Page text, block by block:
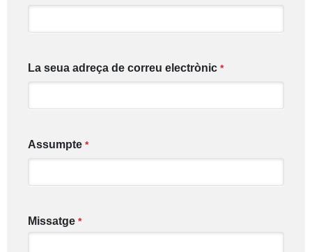
La seua adreça de correu electrònic *
Assumpte *
Missatge *